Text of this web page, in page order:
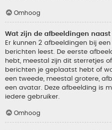
Omhoog
Wat zijn de afbeeldingen
Er kunnen 2 afbeeldingen bij
berichten leest. De eerste
hebt, meestal zijn dit sterretjes
berichten je geplaatst hebt of
een tweede, meestal grotere,
een avatar. Deze afbeelding is
iedere gebruiker.
Omhoog